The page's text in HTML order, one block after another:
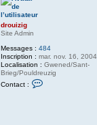
drouizig
Site Admin
Messages : 484
Inscription : mar. nov. 16,
Localisation : Gwened/Sant-
Brieg/Pouldreuzig
Contact :